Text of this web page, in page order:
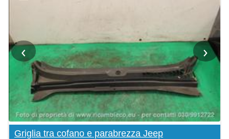
‹ ›
Griglia tra cofano e parabrezza Jeep